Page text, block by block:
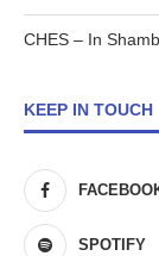
CHES – In
KEEP IN TOUCH
SPOTIFY